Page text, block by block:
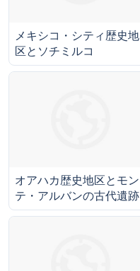
メキシコ・シティ歴史地
区とソチミルコ
オアハカ歴史地区とモン
テ・アルバンの古代遺跡